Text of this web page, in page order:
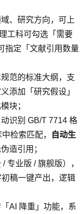
、研究方向，可上
工科可勾选「需要
指定「文献引用数量
范的标准大纲，支
添加「研究假设」
块；
识别 GB/T 7714 格
检索匹配，
自动生
造引用；
专业版 / 旗舰版），
稿一键产出，逻辑
AI 降重」功能，系